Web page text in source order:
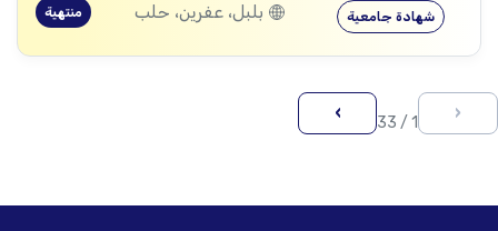
شهادة جامعية بلبل، عفرين، حلب منتهية
‹
1 / 33
›